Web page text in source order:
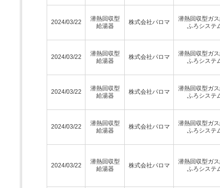
2024/03/22
潜熱回収型
給湯器
株式会社パロマ
潜熱回収型ガ
ふろシステ
2024/03/22
潜熱回収型
給湯器
株式会社パロマ
潜熱回収型ガ
ふろシステ
2024/03/22
潜熱回収型
給湯器
株式会社パロマ
潜熱回収型ガ
ふろシステ
2024/03/22
潜熱回収型
給湯器
株式会社パロマ
潜熱回収型ガ
ふろシステ
2024/03/22
潜熱回収型
給湯器
株式会社パロマ
潜熱回収型ガ
ふろシステ